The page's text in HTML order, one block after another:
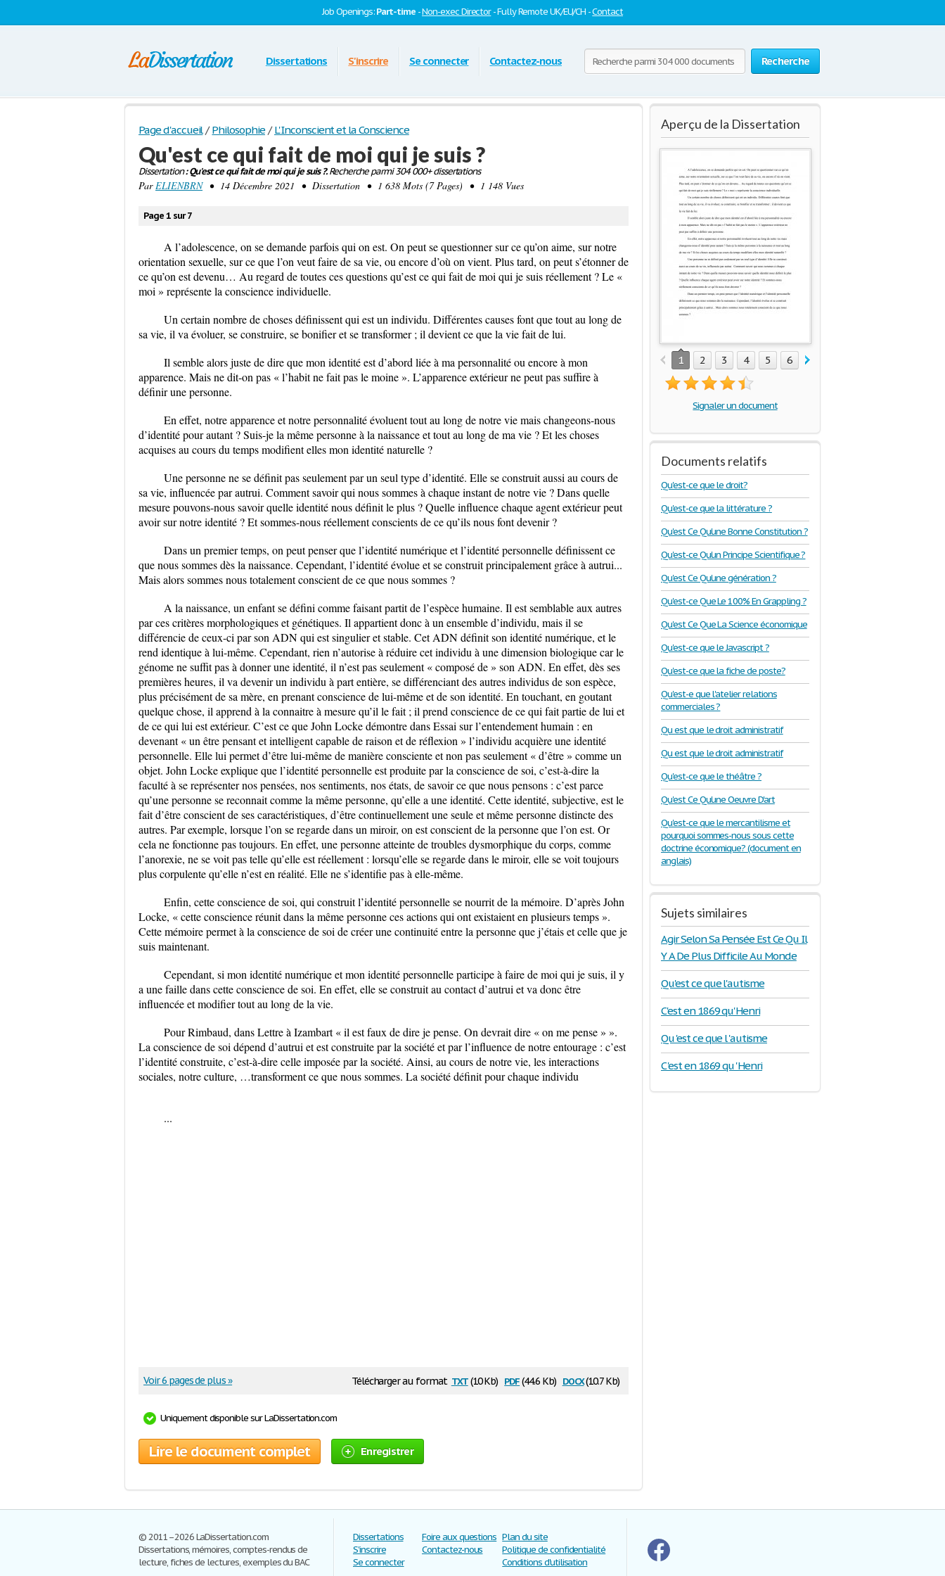
Job Openings:Part-time -Non-exec Director- Fully Remote UK/EU/CH -Contact
Recherche
Dissertations S'inscrire Se connecter Contactez-nous
Page d'accueil / Philosophie / L'Inconscient et la Conscience
Qu'est ce qui fait de moi qui je suis ?
Dissertation: Qu'est ce qui fait de moi qui je suis ?.Recherche parmi 304 000+ dissertations
ParELIENBRN• 14 Décembre 2021 • Dissertation • 1 638 Mots (7 Pages) • 1 148 Vues
Page 1 sur 7
A l’adolescence, on se demande parfois qui on est. On peut se questionner sur ce qu’on aime, sur notre
orientation sexuelle, sur ce que l’on veut faire de sa vie, ou encore d’où on vient. Plus tard, on peut s’étonner de
ce qu’on est devenu… Au regard de toutes ces questions qu’est ce qui fait de moi qui je suis réellement ? Le «
moi » représente la conscience individuelle.
Un certain nombre de choses définissent qui est un individu. Différentes causes font que tout au long de
sa vie, il va évoluer, se construire, se bonifier et se transformer ; il devient ce que la vie fait de lui.
Il semble alors juste de dire que mon identité est d’abord liée à ma personnalité ou encore à mon
apparence. Mais ne dit-on pas « l’habit ne fait pas le moine ». L’apparence extérieur ne peut pas suffire à
définir une personne.
En effet, notre apparence et notre personnalité évoluent tout au long de notre vie mais changeons-nous
d’identité pour autant ? Suis-je la même personne à la naissance et tout au long de ma vie ? Et les choses
acquises au cours du temps modifient elles mon identité naturelle ?
Une personne ne se définit pas seulement par un seul type d’identité. Elle se construit aussi au cours de
sa vie, influencée par autrui. Comment savoir qui nous sommes à chaque instant de notre vie ? Dans quelle
mesure pouvons-nous savoir quelle identité nous définit le plus ? Quelle influence chaque agent extérieur peut
avoir sur notre identité ? Et sommes-nous réellement conscients de ce qu’ils nous font devenir ?
Dans un premier temps, on peut penser que l’identité numérique et l’identité personnelle définissent ce
que nous sommes dès la naissance. Cependant, l’identité évolue et se construit principalement grâce à autrui...
Mais alors sommes nous totalement conscient de ce que nous sommes ?
A la naissance, un enfant se défini comme faisant partit de l’espèce humaine. Il est semblable aux autres
par ces critères morphologiques et génétiques. Il appartient donc à un ensemble d’individu, mais il se
différencie de ceux-ci par son ADN qui est singulier et stable. Cet ADN définit son identité numérique, et le
rend identique à lui-même. Cependant, rien n’autorise à réduire cet individu à une dimension biologique car le
génome ne suffit pas à donner une identité, il n’est pas seulement « composé de » son ADN. En effet, dès ses
premières heures, il va devenir un individu à part entière, se différenciant des autres individus de son espèce,
plus précisément de sa mère, en prenant conscience de lui-même et de son identité. En touchant, en goutant
quelque chose, il apprend à la connaitre à mesure qu’il le fait ; il prend conscience de ce qui fait partie de lui et
de ce qui lui est extérieur. C’est ce que John Locke démontre dans Essai sur l’entendement humain : en
devenant « un être pensant et intelligent capable de raison et de réflexion » l’individu acquière une identité
personnelle. Elle lui permet d’être lui-même de manière consciente et non pas seulement « d’être » comme un
objet. John Locke explique que l’identité personnelle est produite par la conscience de soi, c’est-à-dire la
faculté à se représenter nos pensées, nos sentiments, nos états, de savoir ce que nous pensons : c’est parce
qu’une personne se reconnait comme la même personne, qu’elle a une identité. Cette identité, subjective, est le
fait d’être conscient de ses caractéristiques, d’être continuellement une seule et même personne distincte des
autres. Par exemple, lorsque l’on se regarde dans un miroir, on est conscient de la personne que l’on est. Or
cela ne fonctionne pas toujours. En effet, une personne atteinte de troubles dysmorphique du corps, comme
l’anorexie, ne se voit pas telle qu’elle est réellement : lorsqu’elle se regarde dans le miroir, elle se voit toujours
plus corpulente qu’elle n’est en réalité. Elle ne s’identifie pas à elle-même.
Enfin, cette conscience de soi, qui construit l’identité personnelle se nourrit de la mémoire. D’après John
Locke, « cette conscience réunit dans la même personne ces actions qui ont existaient en plusieurs temps ».
Cette mémoire permet à la conscience de soi de créer une continuité entre la personne que j’étais et celle que je
suis maintenant.
Cependant, si mon identité numérique et mon identité personnelle participe à faire de moi qui je suis, il y
a une faille dans cette conscience de soi. En effet, elle se construit au contact d’autrui et va donc être
influencée et modifier tout au long de la vie.
Pour Rimbaud, dans Lettre à Izambart « il est faux de dire je pense. On devrait dire « on me pense » ».
La conscience de soi dépend d’autrui et est construite par la société et par l’influence de notre entourage : c’est
l’identité construite, c’est-à-dire celle imposée par la société. Ainsi, au cours de notre vie, les interactions
sociales, notre culture, …transforment ce que nous sommes. La société définit pour chaque individu
...
Télécharger au format txt(10 Kb) pdf(44.6 Kb) docx(10.7 Kb)
Voir 6 pages de plus »
Uniquement disponible sur LaDissertation.com
Lire le document complet Enregistrer
Aperçu de la Dissertation
1 2 3 4 5 6
Signaler un document
Documents relatifs
Qu'est-ce que le droit?
Qu'est-ce que la littérature ?
Qu'est Ce Qu'une Bonne Constitution ?
Qu'est-ce Qu'un Principe Scientifique ?
Qu'est Ce Qu'une génération ?
Qu'est-ce Que Le 100% En Grappling ?
Qu'est Ce Que La Science économique
Qu'est-ce que le Javascript ?
Qu'est-ce que la fiche de poste?
Qu'est-e que l'atelier relations
commerciales ?
Qu est que le droit administratif
Qu est que le droit administratif
Qu'est-ce que le théâtre ?
Qu'est Ce Qu'une Oeuvre D'art
Qu'est-ce que le mercantilisme et
pourquoi sommes-nous sous cette
doctrine économique? (document en
anglais)
Sujets similaires
Agir Selon Sa Pensée Est Ce Qu Il
Y A De Plus Difficile Au Monde
Qu'est ce que l'autisme
C'est en 1869 qu'Henri
Qu 'est ce que l 'autisme
C 'est en 1869 qu 'Henri
© 2011–2026 LaDissertation.com
Dissertations, mémoires, comptes-rendus de
lecture, fiches de lectures, exemples du BAC
Dissertations
S'inscrire
Se connecter
Foire aux questions
Contactez-nous
Plan du site
Politique de confidentialité
Conditions d'utilisation